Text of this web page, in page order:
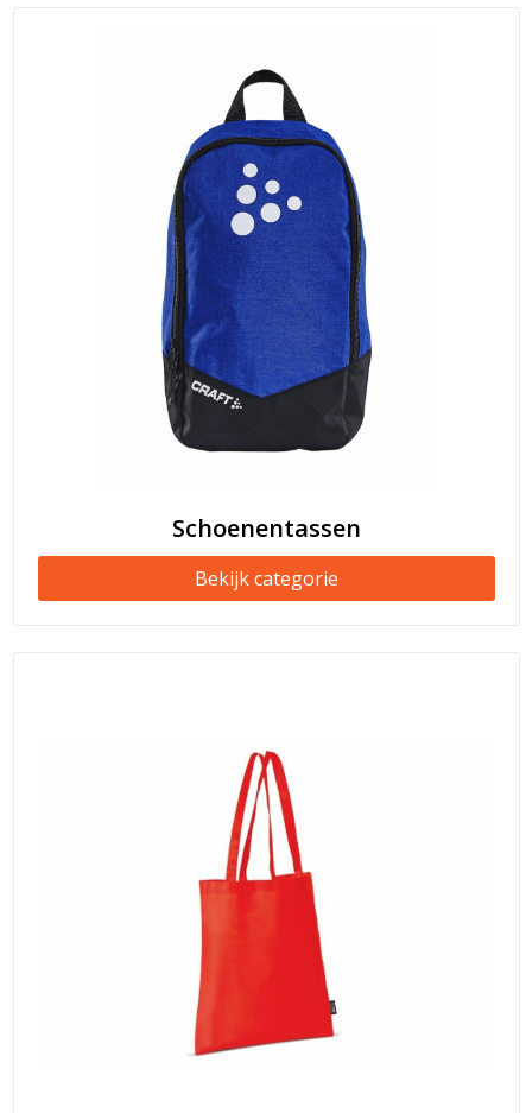
Schoenentassen
Bekijk categorie